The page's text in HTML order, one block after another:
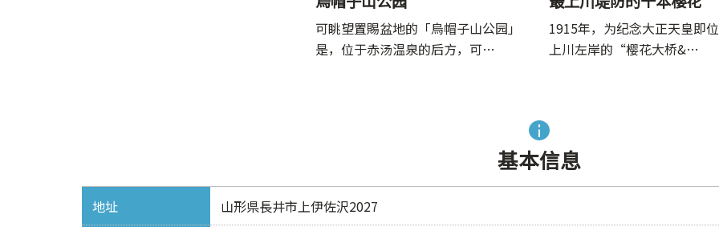
可眺望置賜盆地的「烏帽子山公园」
是，位于赤汤温泉的后方，可…
1915年，为纪念大正天皇即
上川左岸的“樱花大桥&…
基本信息
地址
山形県長井市上伊佐沢2027